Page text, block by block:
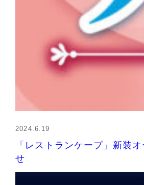
2024.6.19
「レストランケープ」新装
せ